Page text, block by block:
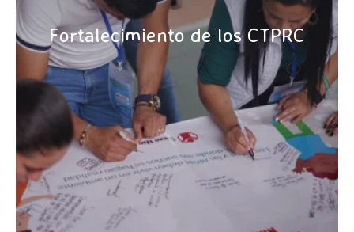
Fortalecimiento de los CTPRC
CONOCE MÁS